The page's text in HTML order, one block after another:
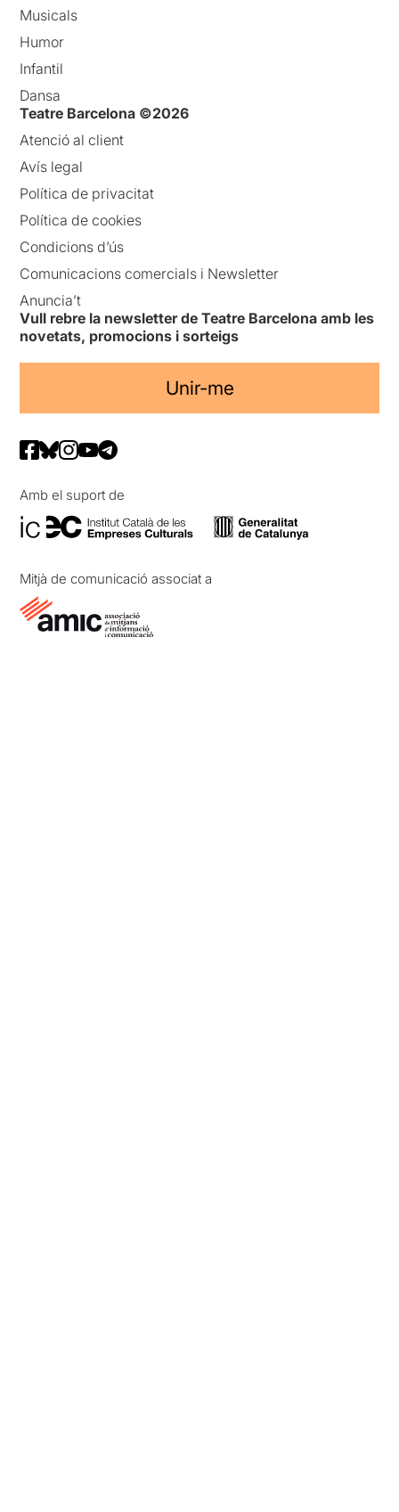
Musicals
Humor
Infantil
Dansa
Teatre Barcelona ©2026
Atenció al client
Avís legal
Política de privacitat
Política de cookies
Condicions d’ús
Comunicacions comercials i Newsletter
Anuncia’t
Vull rebre la newsletter de Teatre Barcelona amb les
novetats, promocions i sorteigs
Unir-me
Amb el suport de
Mitjà de comunicació associat a